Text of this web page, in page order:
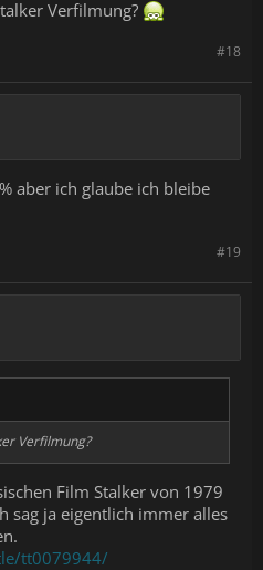
Verfilmung?
#18
aber ich glaube ich bleibe
#19
Verfilmung?
Film Stalker von 1979
sag ja eigentlich immer alles
tt0079944/